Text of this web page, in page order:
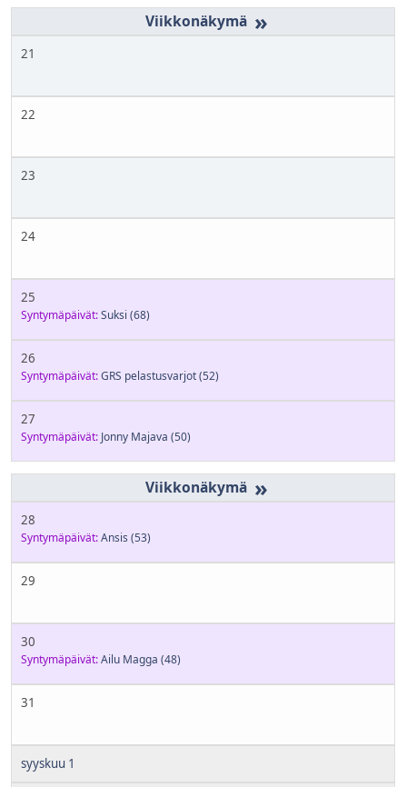
»
21
22
23
24
25
Syntymäpäivät:Suksi (68)
26
Syntymäpäivät:GRS pelastusvarjot(52)
27
Syntymäpäivät: Jonny Majava (50)
»
28
Syntymäpäivät:Ansis (53)
29
30
Syntymäpäivät:Ailu Magga (48)
31
syyskuu 1